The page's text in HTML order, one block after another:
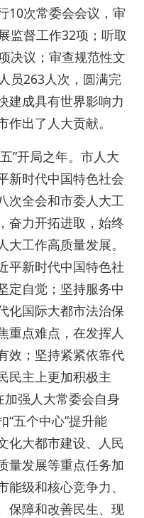
10次常委会会议，审
监督工作32项；听取
决议；审查规范性文
员263人次，圆满完
建成具有世界影响力
出了人大贡献。
”开局之年。市人大
新时代中国特色社会
次全会和市委人大工
奋力开拓进取，始终
工作高质量发展。
平新时代中国特色社
定自觉；坚持服务中
化国际大都市法治保
重点难点，在发挥人
效；坚持紧紧依靠代
民主上更加积极主
加强人大常委会自身
“五个中心”提升能
化大都市建设、人民
量发展等重点任务加
级和核心竞争力、
保障和改善民生、现